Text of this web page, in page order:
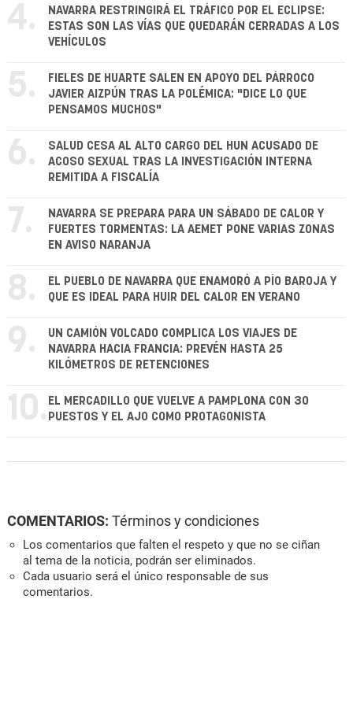
4.
NAVARRA RESTRINGIRÁ EL TRÁFICO POR EL ECLIPSE:
ESTAS SON LAS VÍAS QUE QUEDARÁN CERRADAS A LOS
VEHÍCULOS
5.
FIELES DE HUARTE SALEN EN APOYO DEL PÁRROCO
JAVIER AIZPÚN TRAS LA POLÉMICA: "DICE LO QUE
PENSAMOS MUCHOS"
6.
SALUD CESA AL ALTO CARGO DEL HUN ACUSADO DE
ACOSO SEXUAL TRAS LA INVESTIGACIÓN INTERNA
REMITIDA A FISCALÍA
7.
NAVARRA SE PREPARA PARA UN SÁBADO DE CALOR Y
FUERTES TORMENTAS: LA AEMET PONE VARIAS ZONAS
EN AVISO NARANJA
8.
EL PUEBLO DE NAVARRA QUE ENAMORÓ A PÍO BAROJA Y
QUE ES IDEAL PARA HUIR DEL CALOR EN VERANO
9.
UN CAMIÓN VOLCADO COMPLICA LOS VIAJES DE
NAVARRA HACIA FRANCIA: PREVÉN HASTA 25
KILÓMETROS DE RETENCIONES
10. EL MERCADILLO QUE VUELVE A PAMPLONA CON 30
PUESTOS Y EL AJO COMO PROTAGONISTA
COMENTARIOS: Términos y condiciones
Los comentarios que falten el respeto y que no se ciñan
al tema de la noticia, podrán ser eliminados.
Cada usuario será el único responsable de sus
comentarios.